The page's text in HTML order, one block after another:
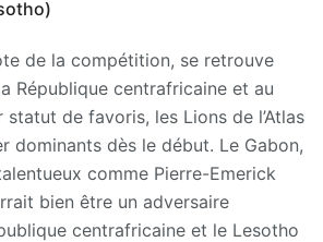
de la compétition, se retrouve
République centrafricaine et au
statut de favoris, les Lions de l’Atlas
dominants dès le début. Le Gabon,
comme Pierre-Emerick
bien être un adversaire
centrafricaine et le Lesotho